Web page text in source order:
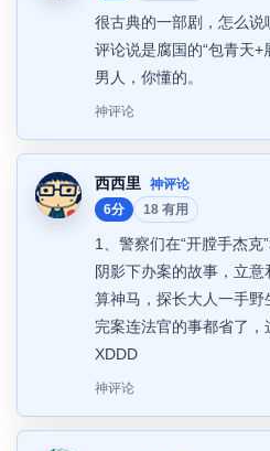
很古典的一部剧，怎么
评论说是腐国的“包青天
男人，你懂的。
神评论
西西里
神评论
6分
18 有用
1、警察们在“开膛手杰克
阴影下办案的故事，立
算神马，探长大人一手
完案连法官的事都省了，
XDDD
神评论